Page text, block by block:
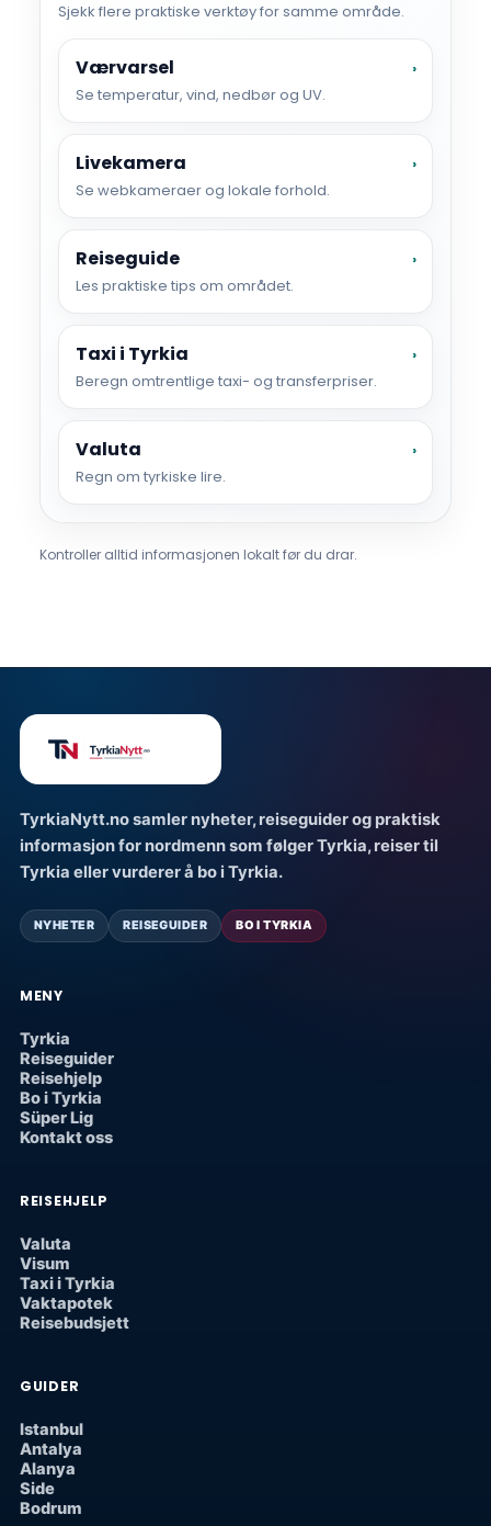
Sjekk flere praktiske verktøy for samme område.
Værvarsel
Se temperatur, vind, nedbør og UV.
›
Livekamera
Se webkameraer og lokale forhold.
›
Reiseguide
Les praktiske tips om området.
›
Taxi i Tyrkia
Beregn omtrentlige taxi- og transferpriser.
›
Valuta
Regn om tyrkiske lire.
›
Kontroller alltid informasjonen lokalt før du drar.
TyrkiaNytt.no samler nyheter, reiseguider og praktisk
informasjon for nordmenn som følger Tyrkia, reiser til
Tyrkia eller vurderer å bo i Tyrkia.
NYHETER REISEGUIDER BO I TYRKIA
MENY
Tyrkia
Reiseguider
Reisehjelp
Bo i Tyrkia
Süper Lig
Kontakt oss
REISEHJELP
Valuta
Visum
Taxi i Tyrkia
Vaktapotek
Reisebudsjett
GUIDER
Istanbul
Antalya
Alanya
Side
Bodrum